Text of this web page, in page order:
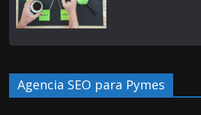
Agencia SEO para Pymes